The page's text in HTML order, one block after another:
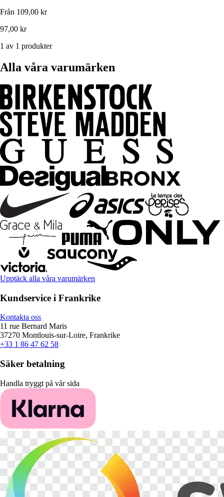
Från 109,00 kr
97,00 kr
1 av 1 produkter
Alla våra varumärken
Upptäck alla våra varumärken
Kundservice i Frankrike
Kontakta oss
11 rue Bernard Maris
37270 Montlouis-sur-Loire, Frankrike
+33 1 86 47 62 58
Säker betalning
Handla tryggt på vår sida